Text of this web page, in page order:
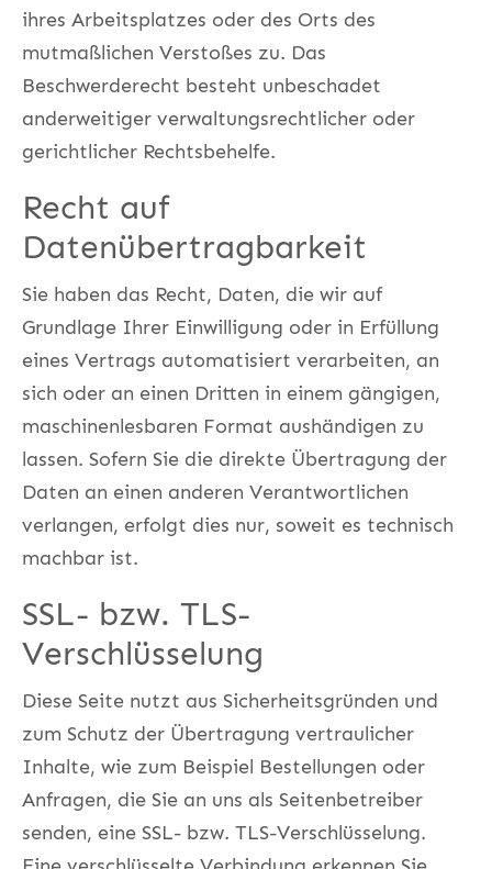
ihres Arbeitsplatzes oder des Orts des
mutmaßlichen Verstoßes zu. Das
Beschwerderecht besteht unbeschadet
anderweitiger verwaltungsrechtlicher oder
gerichtlicher Rechtsbehelfe.
Recht auf
Datenübertragbarkeit
Sie haben das Recht, Daten, die wir auf
Grundlage Ihrer Einwilligung oder in Erfüllung
eines Vertrags automatisiert verarbeiten, an
sich oder an einen Dritten in einem gängigen,
maschinenlesbaren Format aushändigen zu
lassen. Sofern Sie die direkte Übertragung der
Daten an einen anderen Verantwortlichen
verlangen, erfolgt dies nur, soweit es technisch
machbar ist.
SSL- bzw. TLS-
Verschlüsselung
Diese Seite nutzt aus Sicherheitsgründen und
zum Schutz der Übertragung vertraulicher
Inhalte, wie zum Beispiel Bestellungen oder
Anfragen, die Sie an uns als Seitenbetreiber
senden, eine SSL- bzw. TLS-Verschlüsselung.